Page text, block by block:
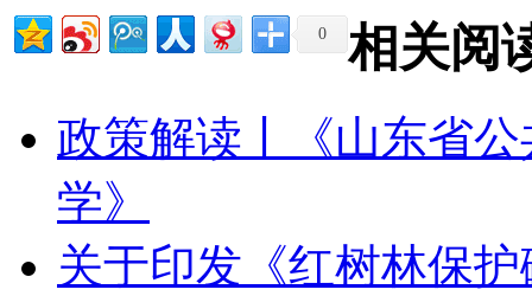
0 相关阅
政策解读丨《山东省
学》
关于印发《红树林保